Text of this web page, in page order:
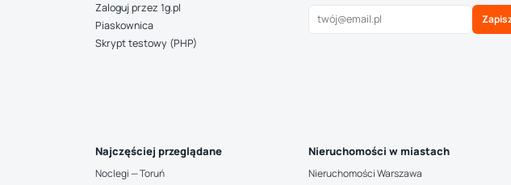
Zaloguj przez 1g.pl
Piaskownica
Skrypt testowy (PHP)
Najczęściej przeglądane
Noclegi — Toruń
Nieruchomości w miastach
Nieruchomości Warszawa